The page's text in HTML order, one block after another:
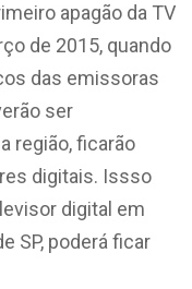
apagão da TV
de 2015, quando
das emissoras
ser
região, ficarão
digitais. Issso
digital em
SP, poderá ficar